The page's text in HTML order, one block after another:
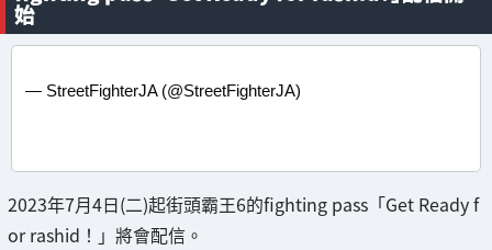
始
— StreetFighterJA (@StreetFighterJA)
2023年7月4日(二)起街頭霸王6的fighting pass「Get Ready f
or rashid！」將會配信。